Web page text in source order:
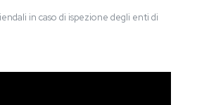
in caso di ispezione degli enti di